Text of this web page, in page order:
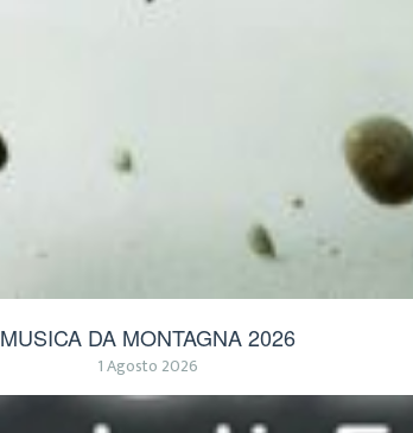
MUSICA DA MONTAGNA 2026
1 Agosto 2026